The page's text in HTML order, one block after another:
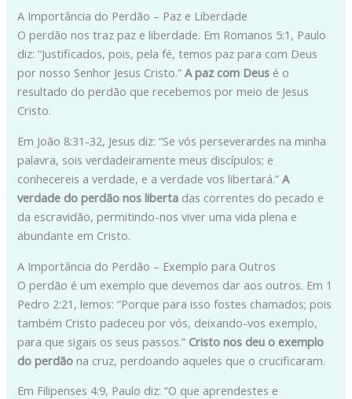
A Importância do Perdão – Paz e Liberdade
O perdão nos traz paz e liberdade. Em Romanos 5:1, Paulo
diz: “Justificados, pois, pela fé, temos paz para com Deus
por nosso Senhor Jesus Cristo.”A paz com Deus é o
resultado do perdão que recebemos por meio de Jesus
Cristo.
Em João 8:31-32, Jesus diz: “Se vós perseverardes na minha
palavra, sois verdadeiramente meus discípulos; e
conhecereis a verdade, e a verdade vos libertará.”A
verdade do perdão nos liberta das correntes do pecado e
da escravidão, permitindo-nos viver uma vida plena e
abundante em Cristo.
A Importância do Perdão – Exemplo para Outros
O perdão é um exemplo que devemos dar aos outros. Em 1
Pedro 2:21, lemos: “Porque para isso fostes chamados; pois
também Cristo padeceu por vós, deixando-vos exemplo,
para que sigais os seus passos.” Cristo nos deu o exemplo
do perdão na cruz, perdoando aqueles que o crucificaram.
Em Filipenses 4:9, Paulo diz: “O que aprendestes e